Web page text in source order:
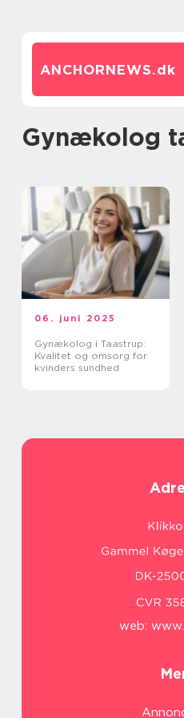
ANCHORNEWS.dk
gynækolog
06. juni 2025
Gynækolog i Taastrup:
Kvalitet og omsorg for
kvinders sundhed
web: